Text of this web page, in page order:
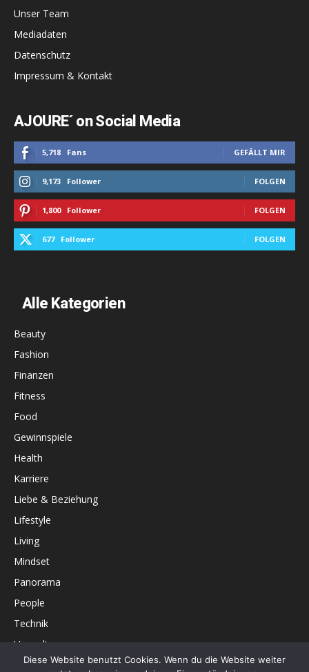
Unser Team
Mediadaten
Datenschutz
Impressum & Kontakt
AJOURE´ on Social Media
5,718 Fans GEFÄLLT MIR
9,173 Follower FOLGEN
1,800 Follower FOLGEN
677 Follower FOLGEN
Alle Kategorien
Beauty
Fashion
Finanzen
Fitness
Food
Gewinnspiele
Health
Karriere
Liebe & Beziehung
Lifestyle
Living
Mindset
Panorama
People
Technik
Umwelt
Unterhaltung
Diese Website benutzt Cookies. Wenn du die Website weiter